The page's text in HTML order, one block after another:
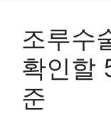
조루수
확인할
준